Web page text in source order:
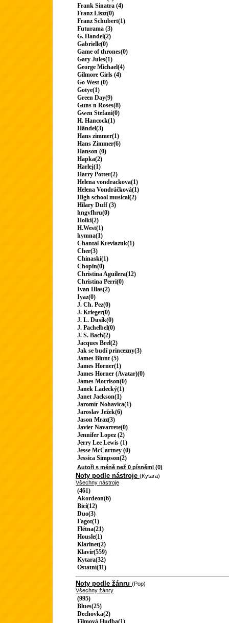
Frank Sinatra (4)
Franz Liszt(0)
Franz Schubert(1)
Futurama (3)
G. Handel(2)
Gabrielle(0)
Game of thrones(0)
Gary Jules(1)
George Michael(4)
Gilmore Girls (4)
Go West (0)
Gotye(1)
Green Day(9)
Guns n Roses(8)
Gwen Stefani(0)
H. Hancock(1)
Händel(3)
Hans zimmer(1)
Hans Zimmer(6)
Hanson (0)
Hapka(2)
Harlej(1)
Harry Potter(2)
Helena vondrackova(1)
Helena Vondráčková(1)
High school musical(2)
Hilary Duff (3)
hngvfhru(0)
Holki(2)
H.West(1)
hymna(1)
Chantal Kreviazuk(1)
Cher(3)
Chinaski(1)
Chopin(0)
Christina Aguilera(12)
Christina Perri(0)
Ivan Hlas(2)
Iyaz(0)
J. Ch. Pez(0)
J. Krieger(0)
J. L. Dusík(0)
J. Pachelbel(0)
J. S. Bach(2)
Jacques Brel(2)
Jak se budí princezny(3)
James Blunt (5)
James Horner(1)
James Horner (Avatar)(0)
James Morrison(0)
Janek Ladecký(1)
Janet Jackson(1)
Jaromír Nohavica(1)
Jaroslav Ježek(6)
Jason Mraz(3)
Javier Navarrete(0)
Jennifer Lopez (2)
Jerry Lee Lewis (1)
Jesse McCartney (0)
Jessica Simpson(2)
Autoři s méně než 0 písněmi (0)
Noty podle nástroje (Kytara)
Všechny nástroje
(461)
Akordeon(6)
Bicí(12)
Duo(3)
Fagot(1)
Flétna(21)
Housle(1)
Klarinet(2)
Klavír(559)
Kytara(32)
Ostatní(11)
Noty podle žánru (Pop)
Všechny žánry
(995)
Blues(25)
Dechovka(2)
Filmová Hudba(1)